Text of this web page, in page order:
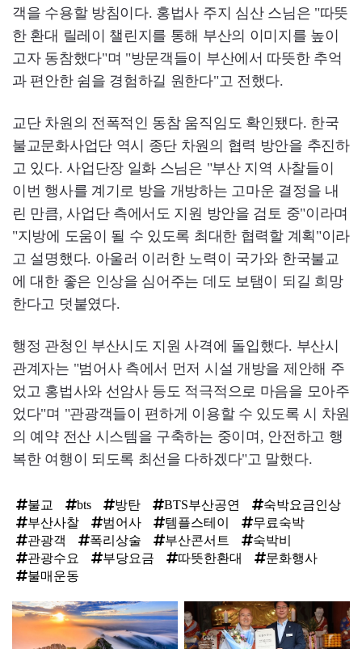
객을 수용할 방침이다. 홍법사 주지 심산 스님은 "따뜻
한 환대 릴레이 챌린지를 통해 부산의 이미지를 높이
고자 동참했다"며 "방문객들이 부산에서 따뜻한 추억
과 편안한 쉼을 경험하길 원한다"고 전했다.
교단 차원의 전폭적인 동참 움직임도 확인됐다. 한국
불교문화사업단 역시 종단 차원의 협력 방안을 추진하
고 있다. 사업단장 일화 스님은 "부산 지역 사찰들이
이번 행사를 계기로 방을 개방하는 고마운 결정을 내
린 만큼, 사업단 측에서도 지원 방안을 검토 중"이라며
"지방에 도움이 될 수 있도록 최대한 협력할 계획"이라
고 설명했다. 아울러 이러한 노력이 국가와 한국불교
에 대한 좋은 인상을 심어주는 데도 보탬이 되길 희망
한다고 덧붙였다.
행정 관청인 부산시도 지원 사격에 돌입했다. 부산시
관계자는 "범어사 측에서 먼저 시설 개방을 제안해 주
었고 홍법사와 선암사 등도 적극적으로 마음을 모아주
었다"며 "관광객들이 편하게 이용할 수 있도록 시 차원
의 예약 전산 시스템을 구축하는 중이며, 안전하고 행
복한 여행이 되도록 최선을 다하겠다"고 말했다.
불교 bts 방탄 BTS부산공연
숙박요금인상
부산사찰
범어사 템플스테이
무료숙박
관광객
폭리상술 부산콘서트
숙박비
관광수요
부당요금 따뜻한환대
문화행사
불매운동
탑
라
인